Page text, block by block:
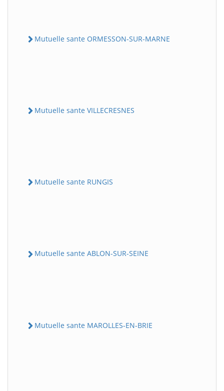
Mutuelle sante ORMESSON-SUR-MARNE
Mutuelle sante VILLECRESNES
Mutuelle sante RUNGIS
Mutuelle sante ABLON-SUR-SEINE
Mutuelle sante MAROLLES-EN-BRIE